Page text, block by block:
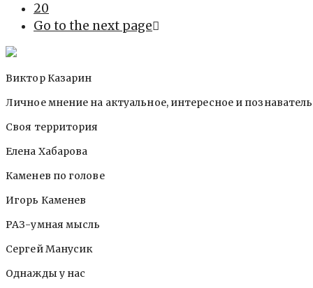
20
Go to the next page
Виктор Казарин
Личное мнение на актуальное, интересное и
Своя территория
Елена Хабарова
Каменев по голове
Игорь Каменев
РАЗ-умная мысль
Сергей Манусик
Однажды у нас